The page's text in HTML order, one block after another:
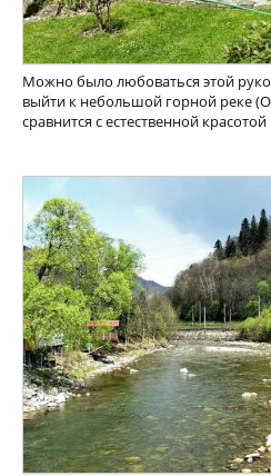
Можно было любоваться этой
выйти к небольшой горной реке
сравнится с естественной